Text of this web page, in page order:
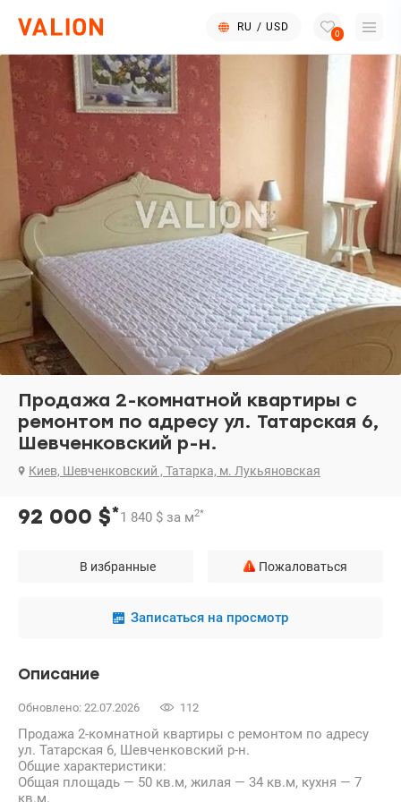
RU / USD
0
Продажа 2-комнатной квартиры с
ремонтом по адресу ул. Татарская 6,
Шевченковский р-н.
Киев, Шевченковский , Татарка, м. Лукьяновская
92 000 $*1 840 $ за м2*
В избранные Пожаловаться
Записаться на просмотр
Описание
Обновлено: 22.07.2026 112
Продажа 2-комнатной квартиры с ремонтом по адресу
ул. Татарская 6, Шевченковский р-н.
Общие характеристики:
Общая площадь — 50 кв.м, жилая — 34 кв.м, кухня — 7
кв.м.